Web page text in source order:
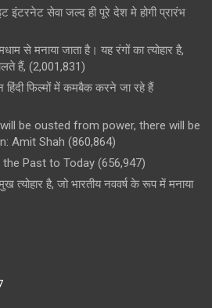
इंटरनेट सेवा जल्द ही पूरे देश मे होगी प्रारंभ
से मनाया जाता है। यह रंगों का त्योहार है,
हैं, (2,001,831)
फिल्मों में कमबैक करने जा रहे हैं
be ousted from power, there will be
Amit Shah (860,864)
Past to Today (656,947)
त्योहार है, जो भारतीय नववर्ष के रूप में मनाया